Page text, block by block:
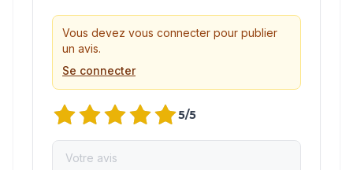
Vous devez vous connecter pour publier
un avis.
Se connecter
5/5